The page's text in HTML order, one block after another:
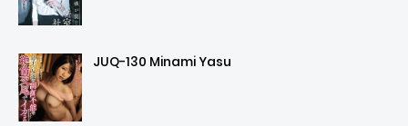
JUQ-130 Minami Yasu